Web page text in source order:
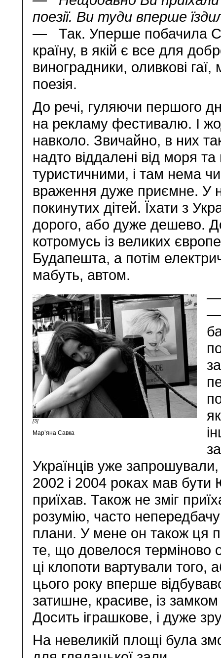
поезії. Ви туди вперше
— Так. Уперше побачила
країну, в якій є все для
виноградники, оливкові гаї,
поезія.
До речі, гуляючи першого
на рекламу фестивалю. І
навколо. Звичайно, в них
надто віддалені від моря
туристичними, і там нема
враження дуже приємне. У
покинутих дітей. Їхати з
дорого, або дуже дешево.
котромусь із великих
Будапешта, а потім
мабуть, автом.
[3]
Мар’яна Савка
—
—
Українців уже
2002 і 2004 роках мав бути
приїхав. Також не зміг
розумію, часто
плани. У мене он також ця
те, що довелося терміново
ці клопоти вартували того,
цього року вперше
затишне, красиве, із
Досить іграшкове, і дуже
На невеликій площі була